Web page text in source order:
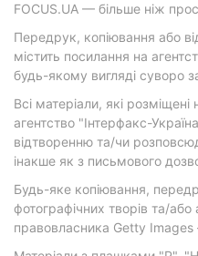
FOCUS.UA — більше ніж
Передрук, копіювання або
містить посилання на
будь-якому вигляді суворо
Всі матеріали, які
агентство "Інтерфакс-
відтворенню та/чи
інакше як з письмового
Будь-яке копіювання,
фотографічних творів та/або
правовласника Getty